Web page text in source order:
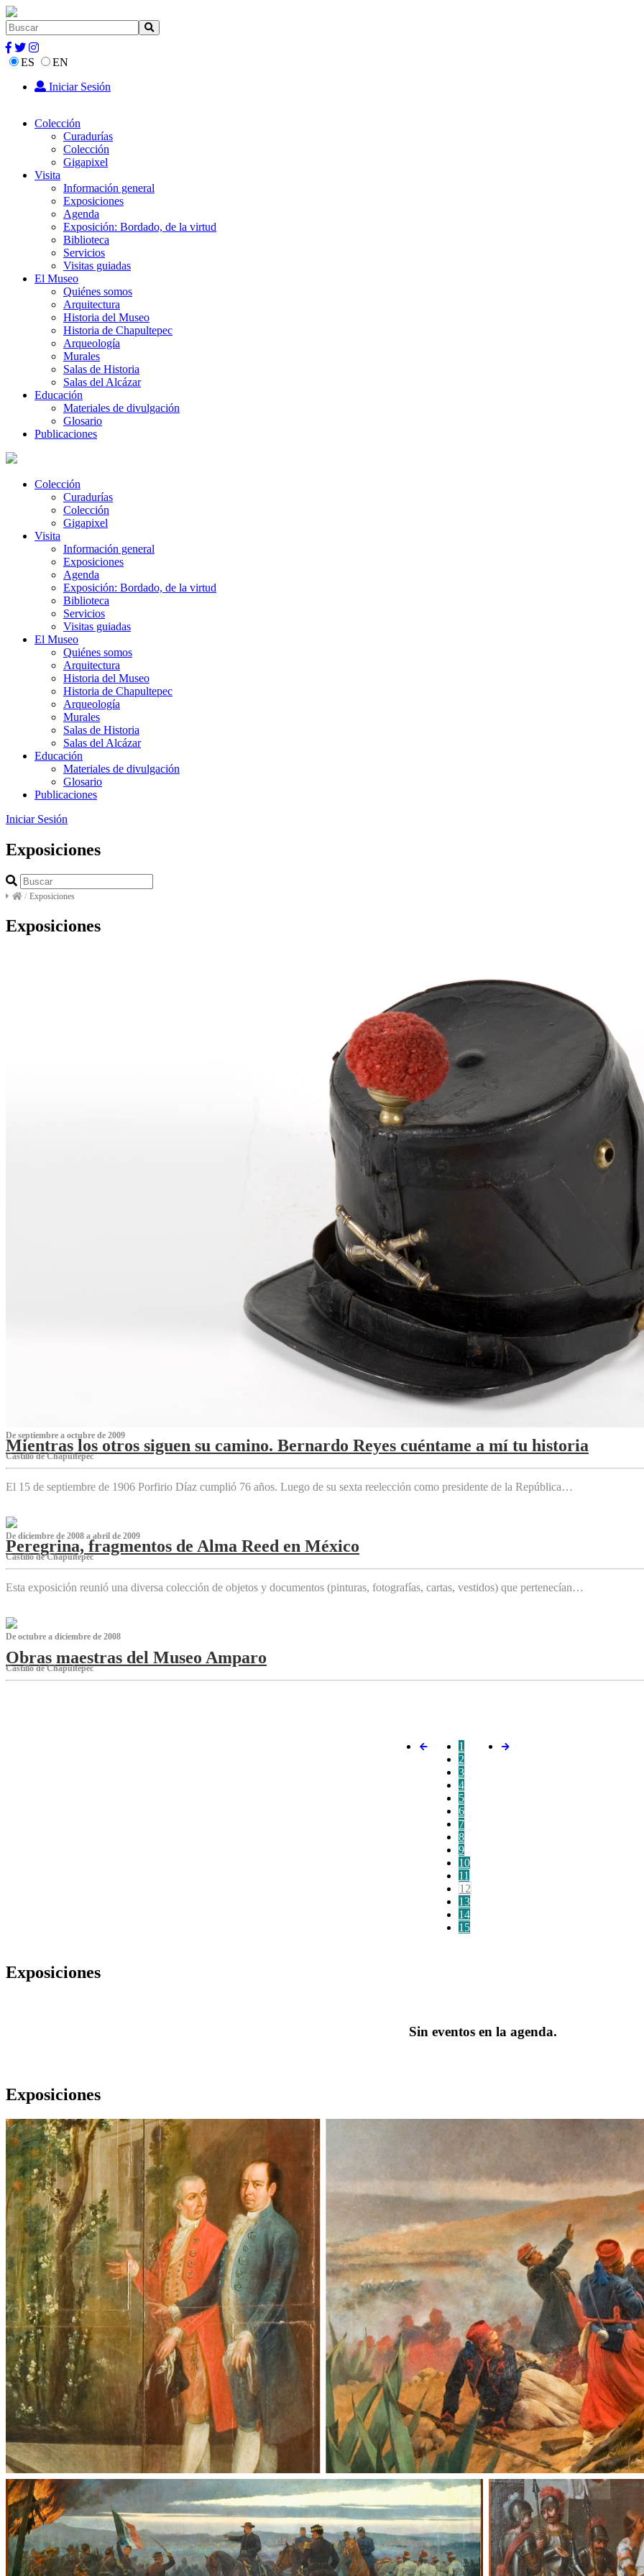
ES
EN
Iniciar Sesión
Colección
Curadurías
Colección
Gigapixel
Visita
Información general
Exposiciones
Agenda
Exposición: Bordado, de la virtud
Biblioteca
Servicios
Visitas guiadas
El Museo
Quiénes somos
Arquitectura
Historia del Museo
Historia de Chapultepec
Arqueología
Murales
Salas de Historia
Salas del Alcázar
Educación
Materiales de divulgación
Glosario
Publicaciones
Colección
Curadurías
Colección
Gigapixel
Visita
Información general
Exposiciones
Agenda
Exposición: Bordado, de la virtud
Biblioteca
Servicios
Visitas guiadas
El Museo
Quiénes somos
Arquitectura
Historia del Museo
Historia de Chapultepec
Arqueología
Murales
Salas de Historia
Salas del Alcázar
Educación
Materiales de divulgación
Glosario
Publicaciones
Iniciar Sesión
Exposiciones
/ Exposiciones
Exposiciones
De septiembre a octubre de 2009
Mientras los otros siguen su camino. Bernardo Reyes cuéntame a mí tu historia
Castillo de Chapultepec
El 15 de septiembre de 1906 Porfirio Díaz cumplió 76 años. Luego de su sexta reelección como presidente de la República…
De diciembre de 2008 a abril de 2009
Peregrina, fragmentos de Alma Reed en México
Castillo de Chapultepec
Esta exposición reunió una diversa colección de objetos y documentos (pinturas, fotografías, cartas, vestidos) que pertenecían…
De octubre a diciembre de 2008
Obras maestras del Museo Amparo
Castillo de Chapultepec
1
2
3
4
5
6
7
8
9
10
11
12
13
14
15
Exposiciones
Sin eventos en la agenda.
Exposiciones